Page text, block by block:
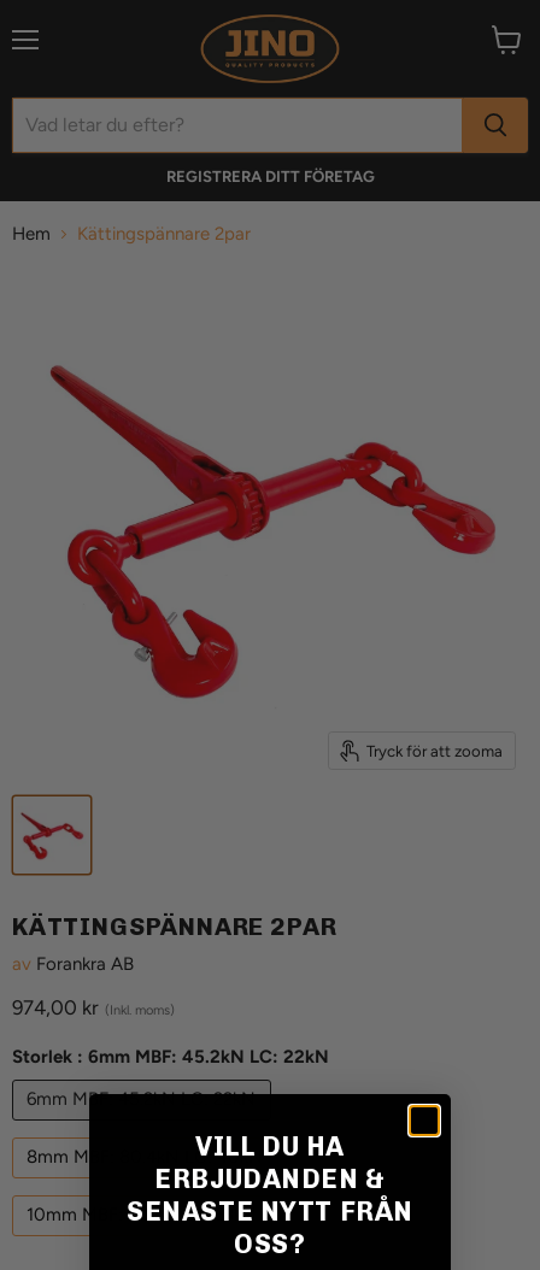
REGISTRERA DITT FÖRETAG
Hem Kättingspännare 2par
Tryck för att zooma
KÄTTINGSPÄNNARE 2PAR
av Forankra AB
Aktuellt pris
974,00 kr (Inkl. moms)
Storlek : 6mm MBF: 45.2kN LC: 22kN
6mm MBF: 45.2kN LC: 22kN
8mm MBF: 80.4kN LC: 40kN
10mm MBF: 126kN LC: 63kN
VILL DU HA
ERBJUDANDEN &
SENASTE NYTT FRÅN
OSS?